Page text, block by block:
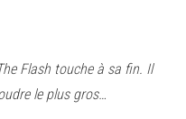
Flash touche à sa fin. Il
le plus gros…